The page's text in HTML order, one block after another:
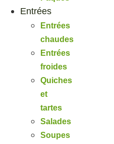
Entrées
Entrées
chaudes
Entrées
froides
Quiches
et
tartes
Salades
Soupes